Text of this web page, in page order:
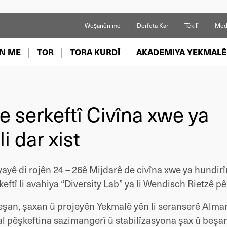
Weşanên me Derfeta Kar Têkilî
ME TOR TORA KURDÎ AKADEMIYA YEKMALÊ
serkeftî Civîna xwe ya
dar xist
di rojên 24 – 26ê Mijdarê de civîna xwe ya
li avahiya “Diversity Lab” ya li Wendisch Rietzê
şaxan û projeyên Yekmalê yên li seranserê
sazimangerî û stabilîzasyona şax û